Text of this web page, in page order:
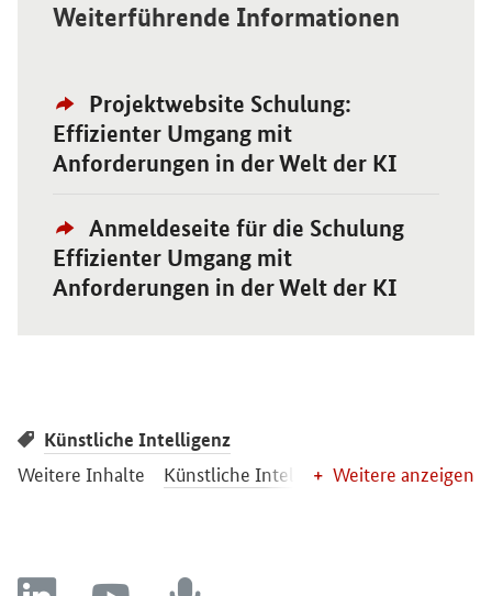
Weiterführende Informationen
Externer
Link:
Projektwebsite Schulung:
Effizienter Umgang mit
Anforderungen in der Welt der KI
Öffnet Einzelsicht
Externer
Link:
Anmeldeseite für die Schulung
Effizienter Umgang mit
Anforderungen in der Welt der KI
Öffnet Einzelsicht
Künstliche Intelligenz
Weitere Inhalte Künstliche IntelligenzWeitere anzeigen
linkedin youtube